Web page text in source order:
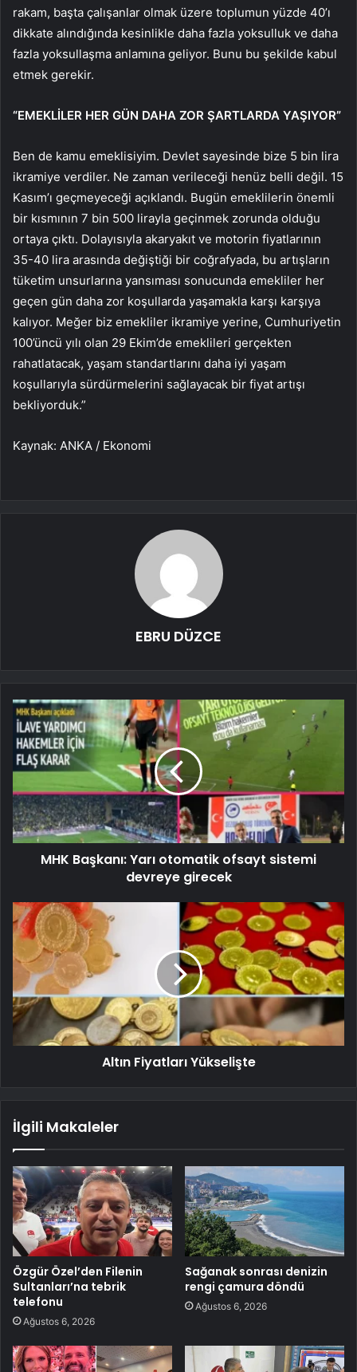
rakam, başta çalışanlar olmak üzere toplumun yüzde 40’ı
dikkate alındığında kesinlikle daha fazla yoksulluk ve daha
fazla yoksullaşma anlamına geliyor. Bunu bu şekilde kabul
etmek gerekir.
“EMEKLİLER HER GÜN DAHA ZOR ŞARTLARDA YAŞIYOR”
Ben de kamu emeklisiyim. Devlet sayesinde bize 5 bin lira
ikramiye verdiler. Ne zaman verileceği henüz belli değil. 15
Kasım’ı geçmeyeceği açıklandı. Bugün emeklilerin önemli
bir kısmının 7 bin 500 lirayla geçinmek zorunda olduğu
ortaya çıktı. Dolayısıyla akaryakıt ve motorin fiyatlarının
35-40 lira arasında değiştiği bir coğrafyada, bu artışların
tüketim unsurlarına yansıması sonucunda emekliler her
geçen gün daha zor koşullarda yaşamakla karşı karşıya
kalıyor. Meğer biz emekliler ikramiye yerine, Cumhuriyetin
100’üncü yılı olan 29 Ekim’de emeklileri gerçekten
rahatlatacak, yaşam standartlarını daha iyi yaşam
koşullarıyla sürdürmelerini sağlayacak bir fiyat artışı
bekliyorduk.”
Kaynak: ANKA / Ekonomi
EBRU DÜZCE
MHK Başkanı: Yarı otomatik ofsayt sistemi
devreye girecek
Altın Fiyatları Yükselişte
İlgili Makaleler
Özgür Özel’den Filenin
Sultanları’na tebrik
telefonu
Ağustos 6, 2026
Sağanak sonrası denizin
rengi çamura döndü
Ağustos 6, 2026